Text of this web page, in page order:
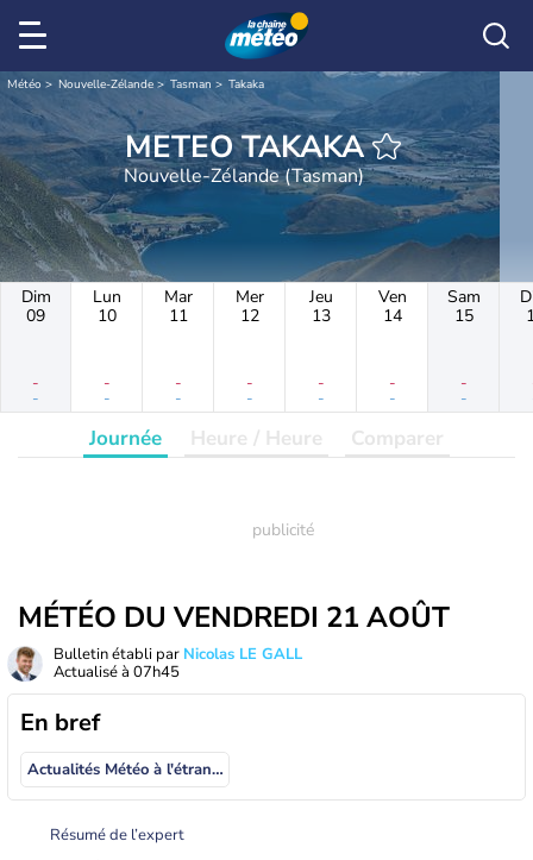
Météo Nouvelle-Zélande Tasman Takaka
METEO TAKAKA
Nouvelle-Zélande (Tasman)
Dim
09
-
-
Lun
10
-
-
Mar
11
-
-
Mer
12
-
-
Jeu
13
-
-
Ven
14
-
-
Sam
15
-
-
Journée Heure / Heure Comparer
MÉTÉO DU VENDREDI 21 AOÛT
Bulletin établi par Nicolas LE GALL
Actualisé à 07h45
En bref
Actualités Météo à l'étranger
Résumé de l’expert